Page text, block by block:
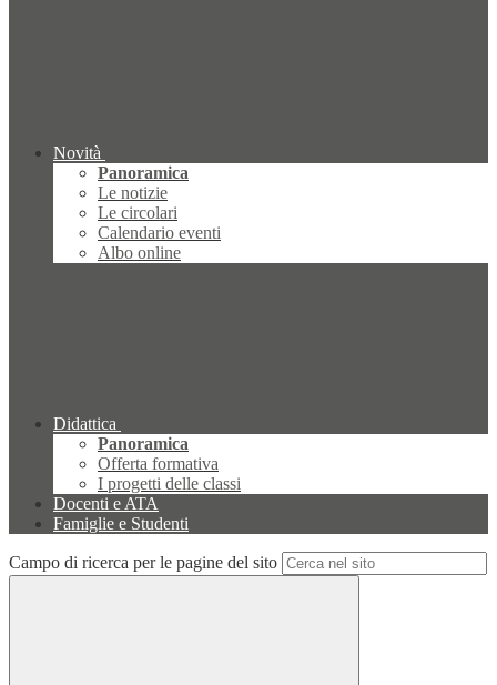
Novità
Panoramica
Le notizie
Le circolari
Calendario eventi
Albo online
Didattica
Panoramica
Offerta formativa
I progetti delle classi
Docenti e ATA
Famiglie e Studenti
Campo di ricerca per le pagine del sito